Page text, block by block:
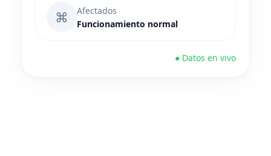
⌘
Afectados
Funcionamiento normal
● Datos en vivo